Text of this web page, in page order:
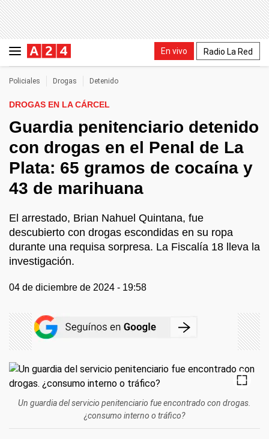
En vivo Radio La Red
Policiales Drogas Detenido
DROGAS EN LA CÁRCEL
Guardia penitenciario detenido
con drogas en el Penal de La
Plata: 65 gramos de cocaína y
43 de marihuana
El arrestado, Brian Nahuel Quintana, fue
descubierto con drogas escondidas en su ropa
durante una requisa sorpresa. La Fiscalía 18 lleva la
investigación.
04 de diciembre de 2024 - 19:58
Un guardia del servicio penitenciario fue encontrado con drogas.
¿consumo interno o tráfico?